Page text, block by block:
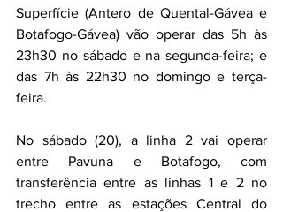
Superfície (Antero de Quental-Gávea e
Botafogo-Gávea) vão operar das 5h às
23h30 no sábado e na segunda-feira; e
das 7h às 22h30 no domingo e terça-
feira.
No sábado (20), a linha 2 vai operar
entre Pavuna e Botafogo, com
transferência entre as linhas 1 e 2 no
trecho entre as estações Central do